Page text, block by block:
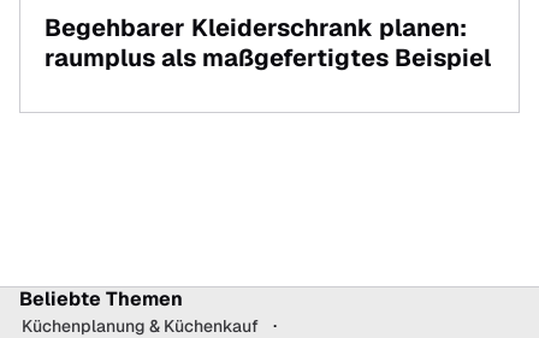
Begehbarer Kleiderschrank planen:
raumplus als maßgefertigtes Beispiel
Beliebte Themen
Küchenplanung & Küchenkauf